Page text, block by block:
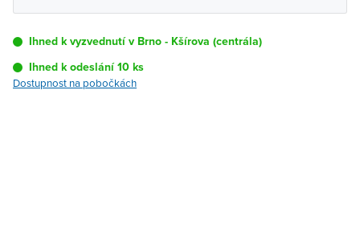
Ihned k vyzvednutí v Brno - Kšírova (centrála)
Ihned k odeslání 10 ks
Dostupnost na pobočkách